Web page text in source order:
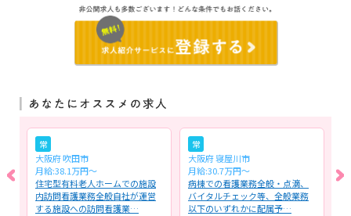
常
大阪府 吹田市
月給:38.1万円～
住宅型有料老人ホームでの施設
内訪問看護業務全般自社が運営
する施設への訪問看護業…
常
大阪府 寝屋川市
月給:30.7万円～
病棟での看護業務全般・点滴、
バイタルチェック等、全般業務
以下のいずれかに配属予…